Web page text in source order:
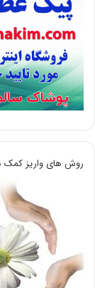
روش های واریز کمک